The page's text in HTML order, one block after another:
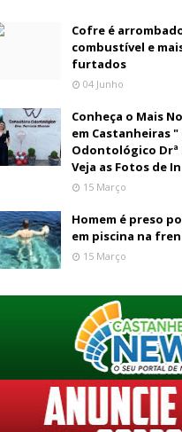
Cofre é
combustível e
furtados
04 Junho
Conheça o Mais
em Castanheiras
Odontológico Drª
Veja as Fotos de
15 Março
Homem é preso
em piscina na
15 Março